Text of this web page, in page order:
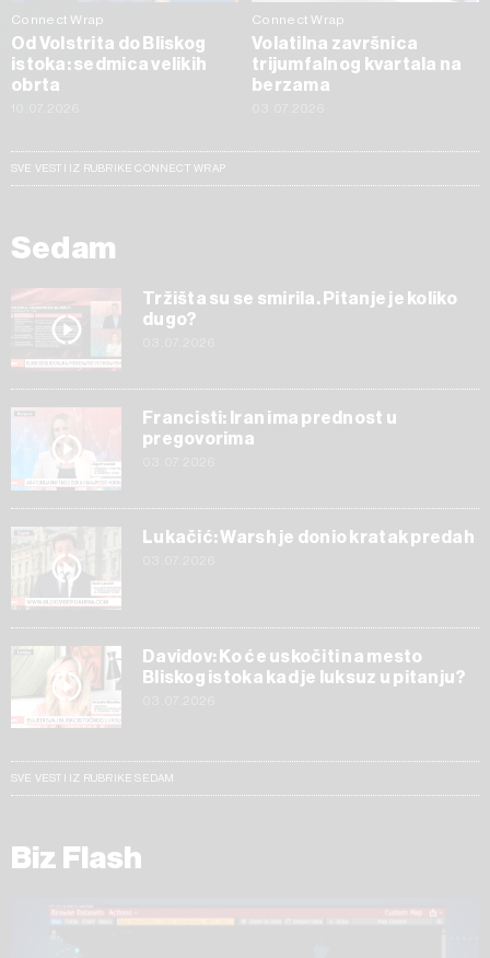
Connect Wrap
Od Volstrita do Bliskog
istoka: sedmica velikih
obrta
Connect Wrap
Volatilna završnica
trijumfalnog kvartala na
berzama
SVE VESTI IZ RUBRIKE CONNECT WRAP
Sedam
Tržišta su se smirila. Pitanje je koliko
dugo?
Francisti: Iran ima prednost u
pregovorima
Lukačić: Warsh je donio kratak predah
Davidov: Ko će uskočiti na mesto
Bliskog istoka kad je luksuz u pitanju?
SVE VESTI IZ RUBRIKE SEDAM
Biz Flash